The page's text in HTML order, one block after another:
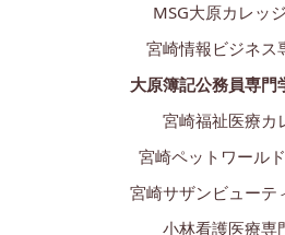
MSG大原カレッ
宮崎情報ビジネス
大原簿記公務員専門
宮崎福祉医療カ
宮崎ペットワール
宮崎サザンビューテ
小林看護医療専